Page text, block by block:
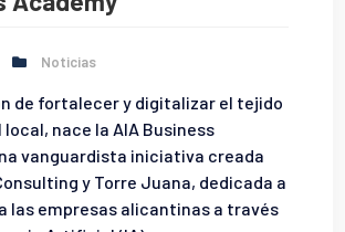
Noticias
de fortalecer y digitalizar el tejido
nace la AIA Business
vanguardista iniciativa creada
y Torre Juana, dedicada a
las empresas alicantinas a través